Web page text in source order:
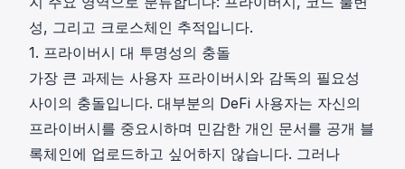
성, 그리고 크로스체인 추적입니다.
1. 프라이버시 대 투명성의 충돌
가장 큰 과제는 사용자 프라이버시와 감독의 필요성
사이의 충돌입니다. 대부분의 DeFi 사용자는 자신의
프라이버시를 중요시하며 민감한 개인 문서를 공개 블
록체인에 업로드하고 싶어하지 않습니다. 그러나